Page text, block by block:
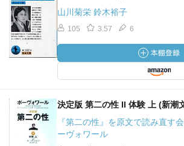
山川菊栄 鈴木裕子
105 3.57 6
決定版 第二の性 II 体験 上 (新潮
『第二の性』を原文で読み直す
ーヴォワール